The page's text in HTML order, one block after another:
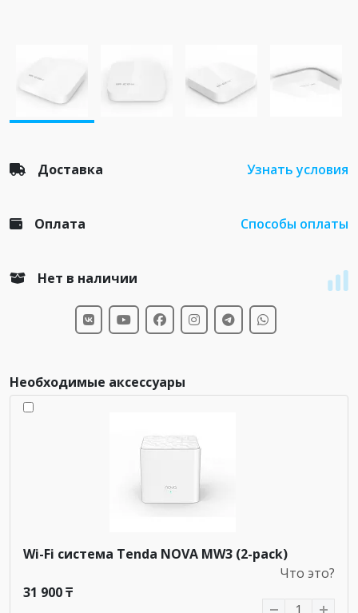
Доставка Узнать условия
Оплата Способы оплаты
Нет в наличии
Необходимые аксессуары
Wi-Fi система Tenda NOVA MW3 (2-pack)
Что это?
31 900 ₸